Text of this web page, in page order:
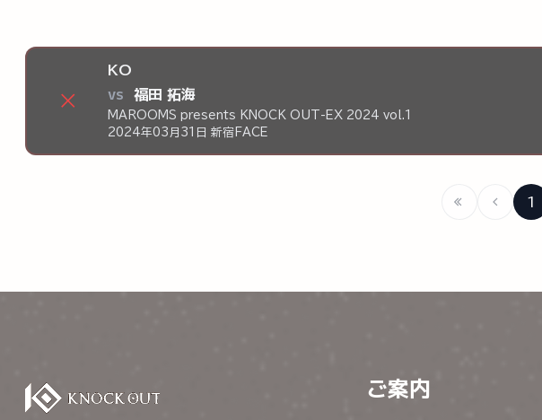
×
KO
vs 福田 拓海
MAROOMS presents KNOCK OUT-EX 2024 vol.1
2024年03月31日 新宿FACE
1
ご案内